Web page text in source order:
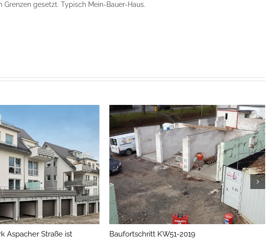
gesetzt. Typisch Mein-Bauer-Haus.
Aspacher Straße ist
Baufortschritt KW51-2019